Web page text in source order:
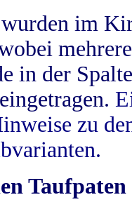
im
in der
zu
Taufpaten